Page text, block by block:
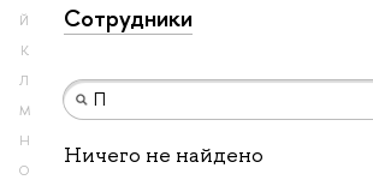
Й
К
Л
М
Н
О
Сотрудники
Ничего не найдено